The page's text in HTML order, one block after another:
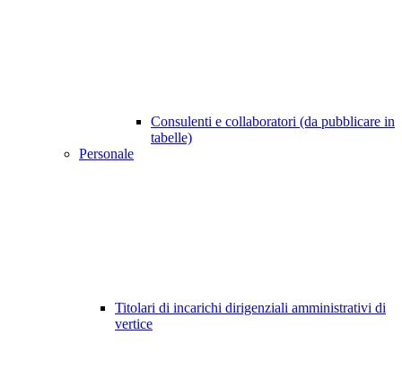
Consulenti e collaboratori (da pubblicare in
tabelle)
Personale
Titolari di incarichi dirigenziali amministrativi di
vertice